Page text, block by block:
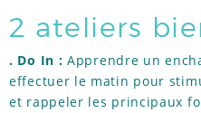
2 ateliers
. Do In : Apprendre un
effectuer le matin pour
et rappeler les principaux